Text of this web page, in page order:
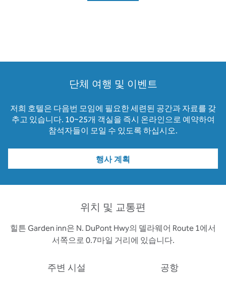
단체 여행 및 이벤트
저희 호텔은 다음번 모임에 필요한 세련된 공간과 자료를 갖
추고 있습니다. 10~25개 객실을 즉시 온라인으로 예약하여
참석자들이 모일 수 있도록 하십시오.
행사 계획
위치 및 교통편
힐튼 Garden inn은 N. DuPont Hwy의 델라웨어 Route 1에서
서쪽으로 0.7마일 거리에 있습니다.
주변 시설 공항